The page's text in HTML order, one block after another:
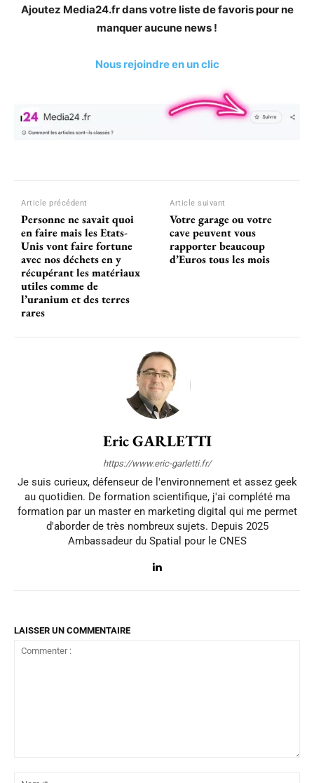
Ajoutez Media24.fr dans votre liste de favoris pour ne
manquer aucune news !
Nous rejoindre en un clic
Article précédent
Personne ne savait quoi
en faire mais les Etats-
Unis vont faire fortune
avec nos déchets en y
récupérant les matériaux
utiles comme de
l’uranium et des terres
rares
Article suivant
Votre garage ou votre
cave peuvent vous
rapporter beaucoup
d’Euros tous les mois
Eric GARLETTI
https://www.eric-garletti.fr/
Je suis curieux, défenseur de l'environnement et assez geek
au quotidien. De formation scientifique, j'ai complété ma
formation par un master en marketing digital qui me permet
d'aborder de très nombreux sujets. Depuis 2025
Ambassadeur du Spatial pour le CNES
LAISSER UN COMMENTAIRE